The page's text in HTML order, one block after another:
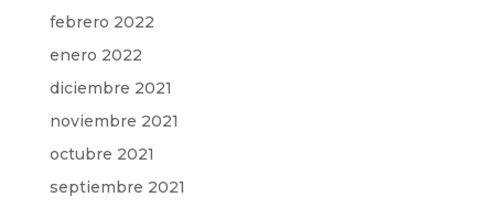
febrero 2022
enero 2022
diciembre 2021
noviembre 2021
octubre 2021
septiembre 2021